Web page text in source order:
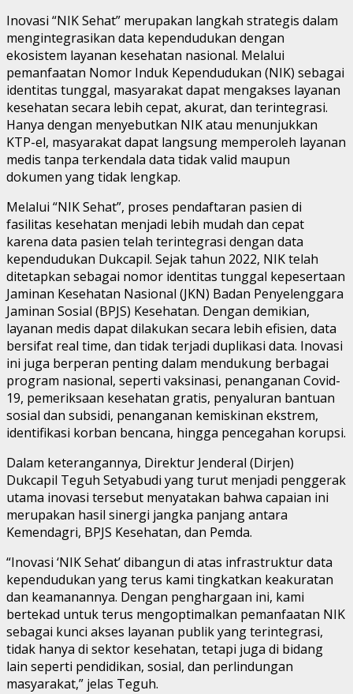
Inovasi “NIK Sehat” merupakan langkah strategis dalam
mengintegrasikan data kependudukan dengan
ekosistem layanan kesehatan nasional. Melalui
pemanfaatan Nomor Induk Kependudukan (NIK) sebagai
identitas tunggal, masyarakat dapat mengakses layanan
kesehatan secara lebih cepat, akurat, dan terintegrasi.
Hanya dengan menyebutkan NIK atau menunjukkan
KTP-el, masyarakat dapat langsung memperoleh layanan
medis tanpa terkendala data tidak valid maupun
dokumen yang tidak lengkap.
Melalui “NIK Sehat”, proses pendaftaran pasien di
fasilitas kesehatan menjadi lebih mudah dan cepat
karena data pasien telah terintegrasi dengan data
kependudukan Dukcapil. Sejak tahun 2022, NIK telah
ditetapkan sebagai nomor identitas tunggal kepesertaan
Jaminan Kesehatan Nasional (JKN) Badan Penyelenggara
Jaminan Sosial (BPJS) Kesehatan. Dengan demikian,
layanan medis dapat dilakukan secara lebih efisien, data
bersifat real time, dan tidak terjadi duplikasi data. Inovasi
ini juga berperan penting dalam mendukung berbagai
program nasional, seperti vaksinasi, penanganan Covid-
19, pemeriksaan kesehatan gratis, penyaluran bantuan
sosial dan subsidi, penanganan kemiskinan ekstrem,
identifikasi korban bencana, hingga pencegahan korupsi.
Dalam keterangannya, Direktur Jenderal (Dirjen)
Dukcapil Teguh Setyabudi yang turut menjadi penggerak
utama inovasi tersebut menyatakan bahwa capaian ini
merupakan hasil sinergi jangka panjang antara
Kemendagri, BPJS Kesehatan, dan Pemda.
“Inovasi ‘NIK Sehat’ dibangun di atas infrastruktur data
kependudukan yang terus kami tingkatkan keakuratan
dan keamanannya. Dengan penghargaan ini, kami
bertekad untuk terus mengoptimalkan pemanfaatan NIK
sebagai kunci akses layanan publik yang terintegrasi,
tidak hanya di sektor kesehatan, tetapi juga di bidang
lain seperti pendidikan, sosial, dan perlindungan
masyarakat,” jelas Teguh.